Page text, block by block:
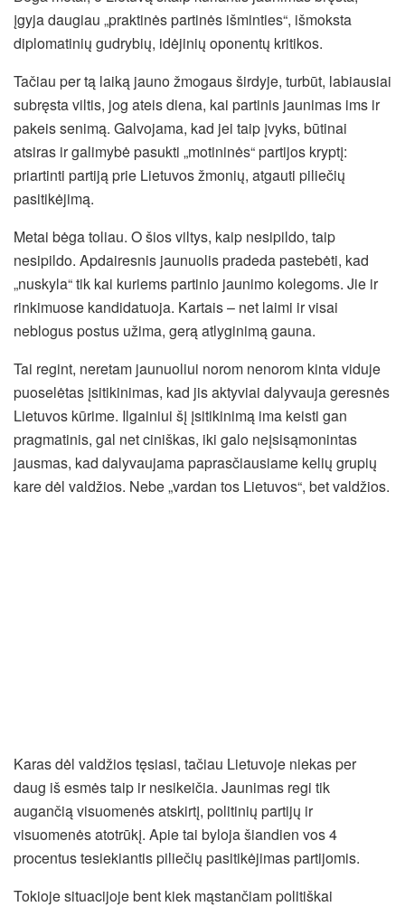
įgyja daugiau „praktinės partinės išminties“, išmoksta
diplomatinių gudrybių, idėjinių oponentų kritikos.
Tačiau per tą laiką jauno žmogaus širdyje, turbūt, labiausiai
subręsta viltis, jog ateis diena, kai partinis jaunimas ims ir
pakeis senimą. Galvojama, kad jei taip įvyks, būtinai
atsiras ir galimybė pasukti „motininės“ partijos kryptį:
priartinti partiją prie Lietuvos žmonių, atgauti piliečių
pasitikėjimą.
Metai bėga toliau. O šios viltys, kaip nesipildo, taip
nesipildo. Apdairesnis jaunuolis pradeda pastebėti, kad
„nuskyla“ tik kai kuriems partinio jaunimo kolegoms. Jie ir
rinkimuose kandidatuoja. Kartais – net laimi ir visai
neblogus postus užima, gerą atlyginimą gauna.
Tai regint, neretam jaunuoliui norom nenorom kinta viduje
puoselėtas įsitikinimas, kad jis aktyviai dalyvauja geresnės
Lietuvos kūrime. Ilgainiui šį įsitikinimą ima keisti gan
pragmatinis, gal net ciniškas, iki galo neįsisąmonintas
jausmas, kad dalyvaujama paprasčiausiame kelių grupių
kare dėl valdžios. Nebe „vardan tos Lietuvos“, bet valdžios.
Karas dėl valdžios tęsiasi, tačiau Lietuvoje niekas per
daug iš esmės taip ir nesikeičia. Jaunimas regi tik
augančią visuomenės atskirtį, politinių partijų ir
visuomenės atotrūkį. Apie tai byloja šiandien vos 4
procentus tesiekiantis piliečių pasitikėjimas partijomis.
Tokioje situacijoje bent kiek mąstančiam politiškai